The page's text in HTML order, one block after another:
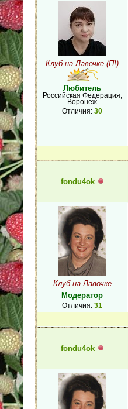
Клуб на Лавочке (П!)
Любитель
Российская Федерация,
Воронеж
Отличия: 30
fondu4ok
Клуб на Лавочке
Модератор
Отличия: 31
fondu4ok